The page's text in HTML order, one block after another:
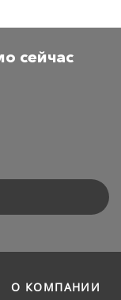
сейчас
О КОМПАНИИ